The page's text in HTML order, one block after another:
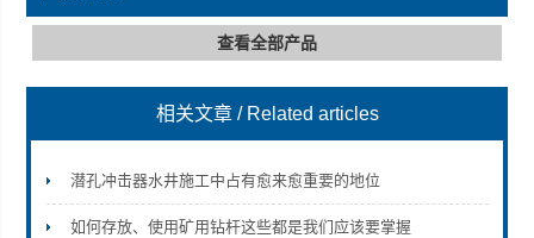
查看全部产品
相关文章 / Related articles
潜孔冲击器水井施工中占有愈来愈重要的地位
如何存放、使用矿用钻杆这些都是我们应该要掌握